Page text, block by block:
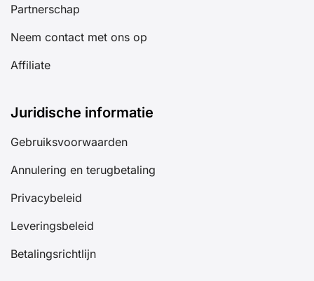
Partnerschap
Neem contact met ons op
Affiliate
Juridische informatie
Gebruiksvoorwaarden
Annulering en terugbetaling
Privacybeleid
Leveringsbeleid
Betalingsrichtlijn